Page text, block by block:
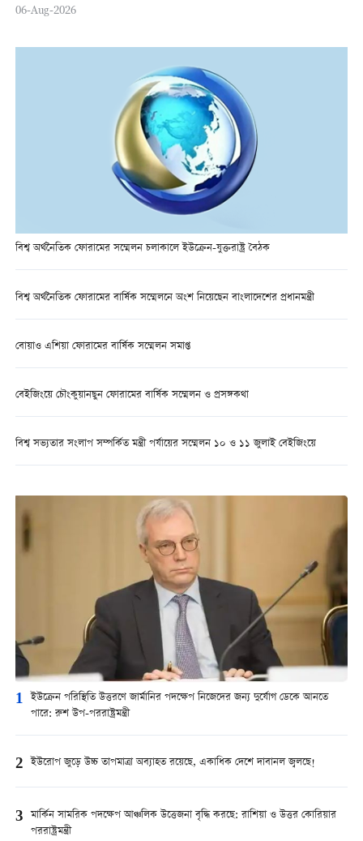
06-Aug-2026
বিশ্ব অর্থনৈতিক ফোরামের সম্মেলন চলাকালে ইউক্রেন-যুক্তরাষ্ট্র বৈঠক
বিশ্ব অর্থনৈতিক ফোরামের বার্ষিক সম্মেলনে অংশ নিয়েছেন বাংলাদেশের প্রধানমন্ত্রী
বোয়াও এশিয়া ফোরামের বার্ষিক সম্মেলন সমাপ্ত
বেইজিংয়ে চৌংকুয়ানছুন ফোরামের বার্ষিক সম্মেলন ও প্রসঙ্গকথা
বিশ্ব সভ্যতার সংলাপ সম্পর্কিত মন্ত্রী পর্যায়ের সম্মেলন ১০ ও ১১ জুলাই বেইজিংয়ে
1 ইউক্রেন পরিস্থিতি উত্তরণে জার্মানির পদক্ষেপ নিজেদের জন্য দুর্যোগ ডেকে আনতে
পারে: রুশ উপ-পররাষ্ট্রমন্ত্রী
2 ইউরোপ জুড়ে উচ্চ তাপমাত্রা অব্যাহত রয়েছে, একাধিক দেশে দাবানল জ্বলছে!
3 মার্কিন সামরিক পদক্ষেপ আঞ্চলিক উত্তেজনা বৃদ্ধি করছে: রাশিয়া ও উত্তর কোরিয়ার
পররাষ্ট্রমন্ত্রী